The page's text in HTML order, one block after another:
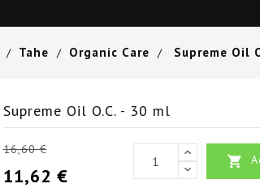
Tahe Organic Care Supreme Oil
Supreme Oil O.C. - 30 ml
16,60 €
11,62 €
